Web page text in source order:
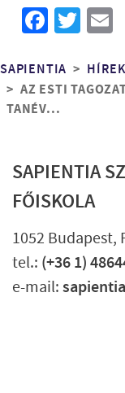
Morzsa
SAPIENTIA HÍREK
AZ ESTI
TANÉV...
SAPIENTIA
FŐISKOLA
1052 Budapest,
tel.: (+36 1)
e-mail: